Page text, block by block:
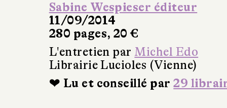
Sabine Wespieser éditeur
11/09/2014
280 pages, 20 €
L'entretien par Michel Edo
Librairie Lucioles (Vienne)
❤ Lu et conseillé par29